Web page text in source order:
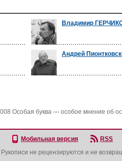
Владимир
Андрей
Особая буква — особое мнение об
Мобильная версия
RSS
Рукописи не рецензируются и не